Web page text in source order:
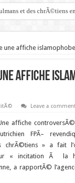
et des chrÃ©tiens
une affiche
affiche
Leave a
affiche
FPÃ–
chrÃ©tiens » a fait
« incitation Ã la
a rapportÃ©